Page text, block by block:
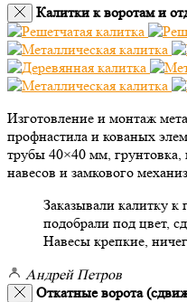
Калитки к воротам и
Изготовление и монтаж
профнастила и кованых
трубы 40×40 мм, грунтовка,
навесов и замкового
Заказывали калитку
подобрали под цвет,
Навесы крепкие,
Андрей Петров
Откатные ворота